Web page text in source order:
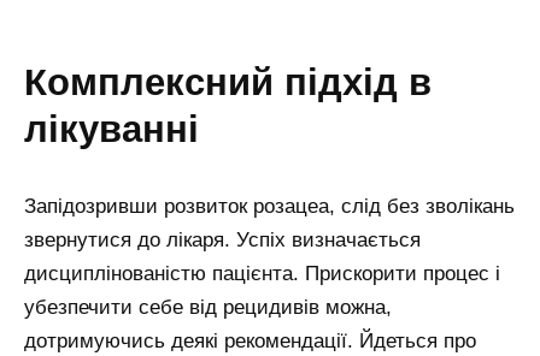
комплексний підхід в
лікуванні
Запідозривши розвиток розацеа, слід без зволікань
звернутися до лікаря. Успіх визначається
дисциплінованістю пацієнта. Прискорити процес і
убезпечити себе від рецидивів можна,
дотримуючись деякі рекомендації. Йдеться про